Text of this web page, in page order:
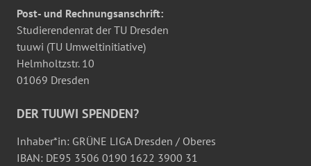
Post- und Rechnungsanschrift:
Studierendenrat der TU Dresden
tuuwi (TU Umweltinitiative)
Helmholtzstr. 10
01069 Dresden
DER TUUWI SPENDEN?
Inhaber*in: GRÜNE LIGA Dresden / Oberes
IBAN: DE95 3506 0190 1622 3900 31